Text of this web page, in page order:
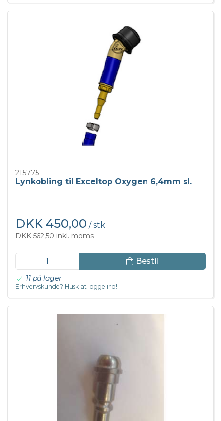
215775
Lynkobling til Exceltop Oxygen 6,4mm sl.
DKK 450,00 / stk
DKK 562,50 inkl. moms
Bestil
11 på lager
Erhvervskunde? Husk at logge ind!